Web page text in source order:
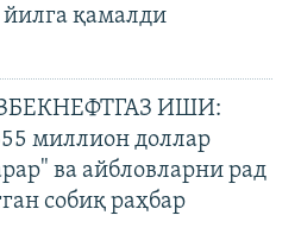
йилга қамалди
ИШИ:
миллион доллар
ва айбловларни рад
собиқ раҳбар